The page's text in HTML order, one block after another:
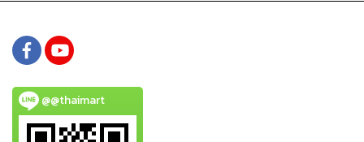
@@thaimart